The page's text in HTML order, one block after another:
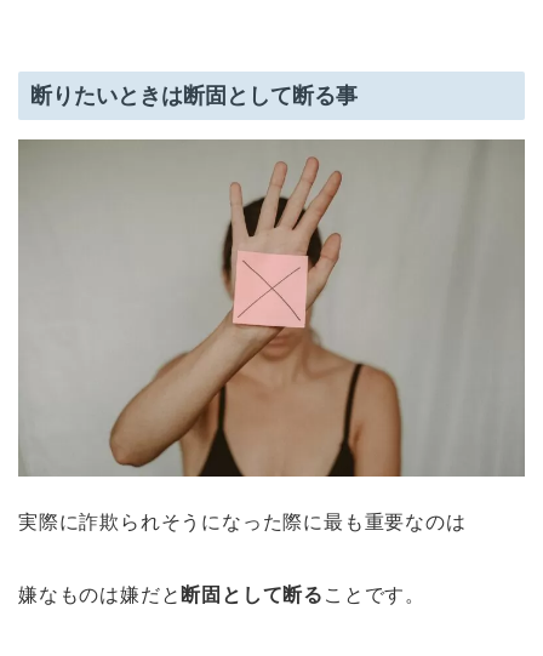
断りたいときは断固として断る事
実際に詐欺られそうになった際に最も重要なのは
嫌なものは嫌だと 断固として断る ことです。